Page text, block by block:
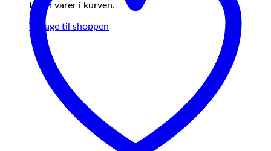
Ingen varer i kurven.
Tilbage til shoppen